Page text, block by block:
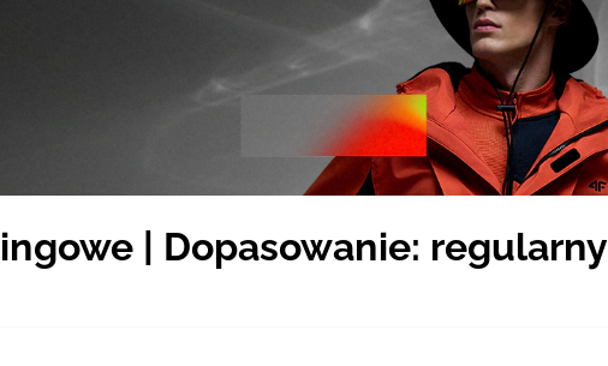
| Dopasowanie: regularny